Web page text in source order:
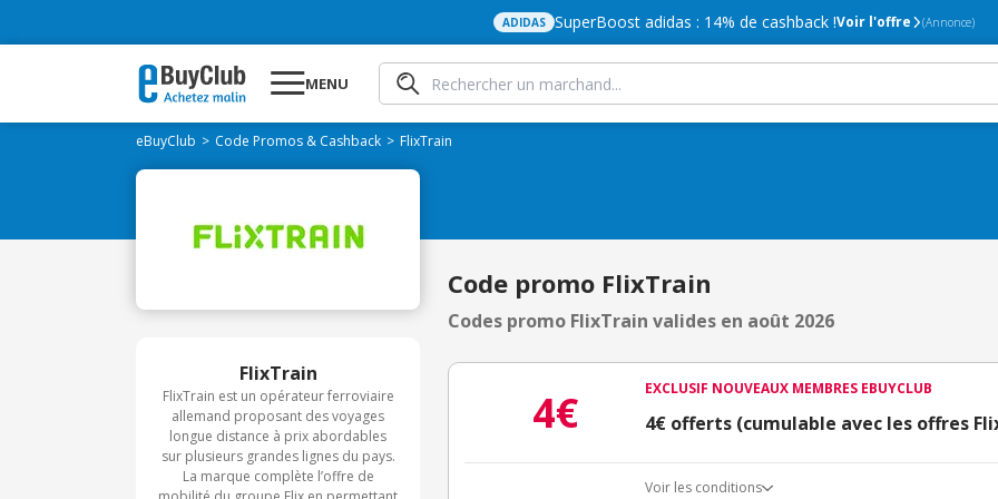
ADIDAS SuperBoost adidas : 14% de cashback !Voir l'offre (Annonce)
MENU
eBuyClub Code Promos & Cashback FlixTrain
FlixTrain
FlixTrain est un opérateur ferroviaire
allemand proposant des voyages
longue distance à prix abordables
sur plusieurs grandes lignes du pays.
La marque complète l’offre de
Code promo FlixTrain
Codes promo FlixTrain valides en août 2026
4€ EXCLUSIF NOUVEAUX MEMBRES EBUYCLUB
4€ offerts (cumulable avec les offres
Voir les conditions